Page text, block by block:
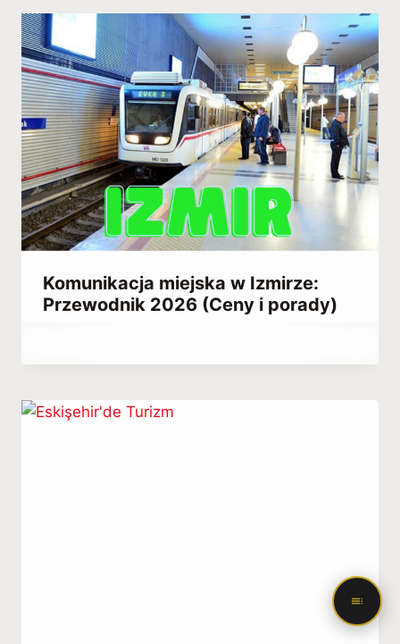
Komunikacja miejska w Izmirze:
Przewodnik 2026 (Ceny i porady)